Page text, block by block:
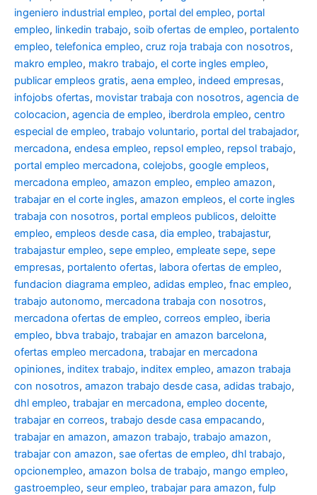
ingeniero industrial empleo, portal del empleo, portal
empleo, linkedin trabajo, soib ofertas de empleo, portalento
empleo, telefonica empleo, cruz roja trabaja con nosotros,
makro empleo, makro trabajo, el corte ingles empleo,
publicar empleos gratis, aena empleo, indeed empresas,
infojobs ofertas, movistar trabaja con nosotros, agencia de
colocacion, agencia de empleo, iberdrola empleo, centro
especial de empleo, trabajo voluntario, portal del trabajador,
mercadona, endesa empleo, repsol empleo, repsol trabajo,
portal empleo mercadona, colejobs, google empleos,
mercadona empleo, amazon empleo, empleo amazon,
trabajar en el corte ingles, amazon empleos, el corte ingles
trabaja con nosotros, portal empleos publicos, deloitte
empleo, empleos desde casa, dia empleo, trabajastur,
trabajastur empleo, sepe empleo, empleate sepe, sepe
empresas, portalento ofertas, labora ofertas de empleo,
fundacion diagrama empleo, adidas empleo, fnac empleo,
trabajo autonomo, mercadona trabaja con nosotros,
mercadona ofertas de empleo, correos empleo, iberia
empleo, bbva trabajo, trabajar en amazon barcelona,
ofertas empleo mercadona, trabajar en mercadona
opiniones, inditex trabajo, inditex empleo, amazon trabaja
con nosotros, amazon trabajo desde casa, adidas trabajo,
dhl empleo, trabajar en mercadona, empleo docente,
trabajar en correos, trabajo desde casa empacando,
trabajar en amazon, amazon trabajo, trabajo amazon,
trabajar con amazon, sae ofertas de empleo, dhl trabajo,
opcionempleo, amazon bolsa de trabajo, mango empleo,
gastroempleo, seur empleo, trabajar para amazon, fulp